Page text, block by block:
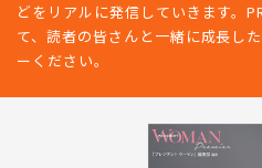
どをリアルに発信していきます。
て、読者の皆さんと一緒に成長し
ーください。